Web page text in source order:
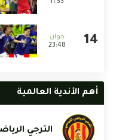
11:53
23:48
أهم الأندية العالمية
الترجي